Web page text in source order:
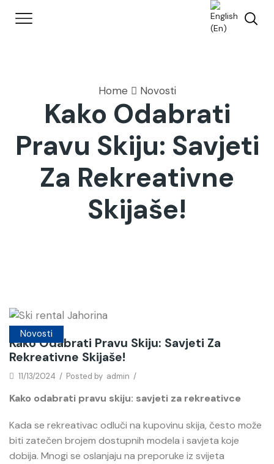
Home Novosti
Kako Odabrati
Pravu Skiju: Savjeti
Za Rekreativne
Skijaše!
Novosti
Kako Odabrati Pravu Skiju: Savjeti Za
Rekreativne Skijaše!
11/13/2024 / Posted by admin /
Kako odabrati pravu skiju: savjeti za rekreativce
Kada se rekreativac odluči na kupovinu skija, često može
biti zatečen brojem dostupnih modela i savjeta koje
dobija. Mnogi se oslanjaju na preporuke iz svijeta